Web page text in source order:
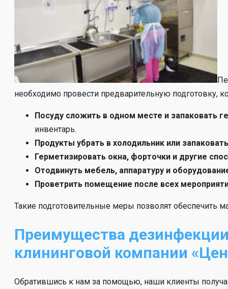
необходимо провести предварительную подготовку,
Посуду сложить в одном месте и запаковать
инвентарь.
Продукты убрать в холодильник или
Герметизировать окна, форточки и другие
Отодвинуть мебель, аппаратуру и
Проветрить помещение после всех
Такие подготовительные меры позволят обеспечить
Преимущества
клининговой компании
Обратившись к нам за помощью, наши клиенты